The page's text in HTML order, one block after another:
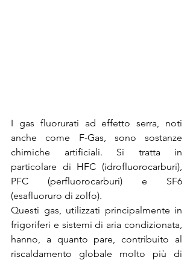
I gas fluorurati ad effetto serra, noti
anche come F-Gas, sono sostanze
chimiche artificiali. Si tratta in
particolare di HFC (idrofluorocarburi),
PFC (perfluorocarburi) e SF6
(esafluoruro di zolfo).
Questi gas, utilizzati principalmente in
frigoriferi e sistemi di aria condizionata,
hanno, a quanto pare, contribuito al
riscaldamento globale molto più di